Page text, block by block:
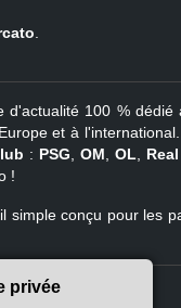
.
d'actualité 100 % dédié
et à
: PSG, OM, OL,
!
simple conçu pour les
Ligue 1
privée